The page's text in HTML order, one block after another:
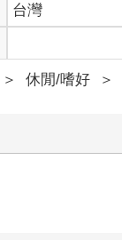
台灣
＞ 休閒/嗜好 ＞